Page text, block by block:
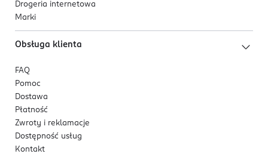
Drogeria internetowa
Marki
Obsługa klienta
FAQ
Pomoc
Dostawa
Płatność
Zwroty i reklamacje
Dostępność usług
Kontakt